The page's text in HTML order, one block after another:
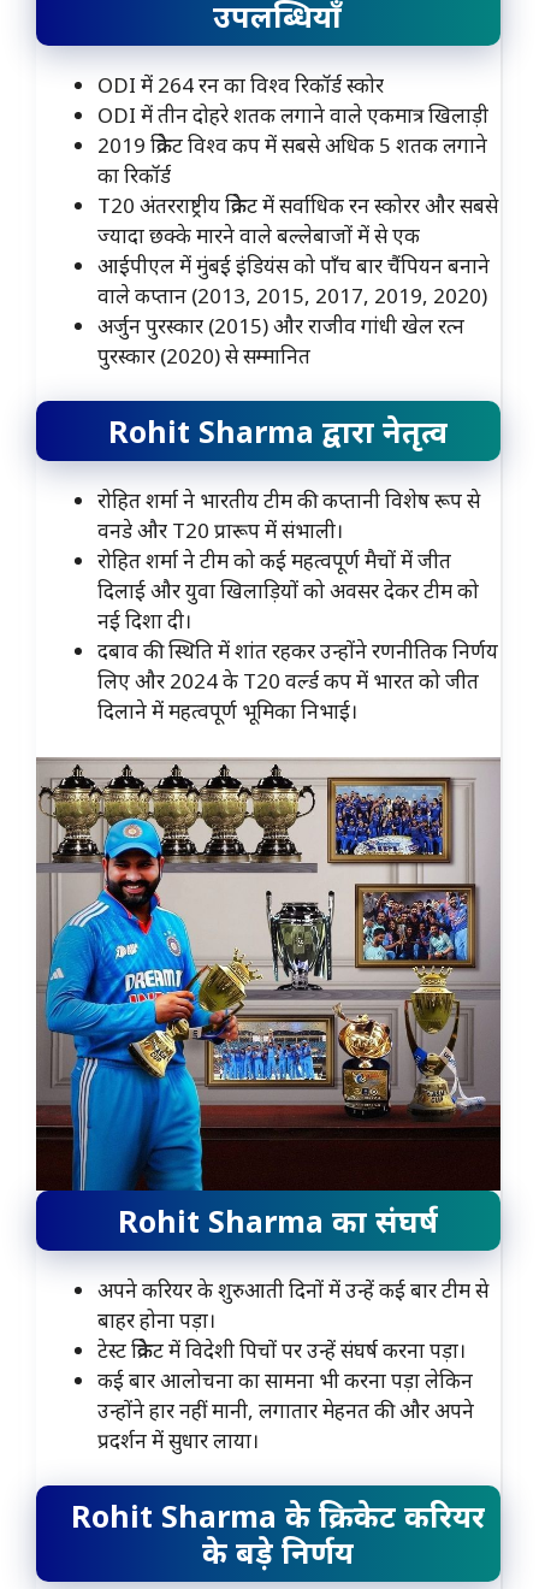
उपलब्धियाँ
ODI में 264 रन का विश्व रिकॉर्ड स्कोर
ODI में तीन दोहरे शतक लगाने वाले एकमात्र खिलाड़ी
2019 क्रिकेट विश्व कप में सबसे अधिक 5 शतक लगाने
का रिकॉर्ड
T20 अंतरराष्ट्रीय क्रिकेट में सर्वाधिक रन स्कोरर और सबसे
ज्यादा छक्के मारने वाले बल्लेबाजों में से एक
आईपीएल में मुंबई इंडियंस को पाँच बार चैंपियन बनाने
वाले कप्तान (2013, 2015, 2017, 2019, 2020)
अर्जुन पुरस्कार (2015) और राजीव गांधी खेल रत्न
पुरस्कार (2020) से सम्मानित
Rohit Sharma द्वारा नेतृत्व
रोहित शर्मा ने भारतीय टीम की कप्तानी विशेष रूप से
वनडे और T20 प्रारूप में संभाली।
रोहित शर्मा ने टीम को कई महत्वपूर्ण मैचों में जीत
दिलाई और युवा खिलाड़ियों को अवसर देकर टीम को
नई दिशा दी।
दबाव की स्थिति में शांत रहकर उन्होंने रणनीतिक निर्णय
लिए और 2024 के T20 वर्ल्ड कप में भारत को जीत
दिलाने में महत्वपूर्ण भूमिका निभाई।
Rohit Sharma का संघर्ष
अपने करियर के शुरुआती दिनों में उन्हें कई बार टीम से
बाहर होना पड़ा।
टेस्ट क्रिकेट में विदेशी पिचों पर उन्हें संघर्ष करना पड़ा।
कई बार आलोचना का सामना भी करना पड़ा लेकिन
उन्होंने हार नहीं मानी, लगातार मेहनत की और अपने
प्रदर्शन में सुधार लाया।
Rohit Sharma के क्रिकेट करियर
के बड़े निर्णय